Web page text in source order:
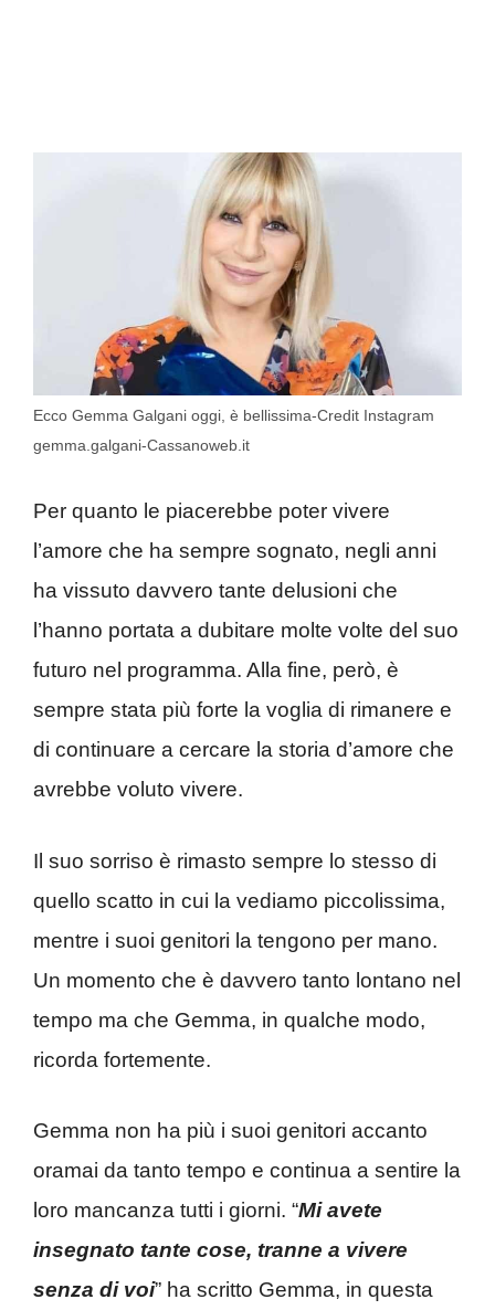
Ecco Gemma Galgani oggi, è bellissima-Credit Instagram
gemma.galgani-Cassanoweb.it
Per quanto le piacerebbe poter vivere
l’amore che ha sempre sognato, negli anni
ha vissuto davvero tante delusioni che
l’hanno portata a dubitare molte volte del suo
futuro nel programma. Alla fine, però, è
sempre stata più forte la voglia di rimanere e
di continuare a cercare la storia d’amore che
avrebbe voluto vivere.
Il suo sorriso è rimasto sempre lo stesso di
quello scatto in cui la vediamo piccolissima,
mentre i suoi genitori la tengono per mano.
Un momento che è davvero tanto lontano nel
tempo ma che Gemma, in qualche modo,
ricorda fortemente.
Gemma non ha più i suoi genitori accanto
oramai da tanto tempo e continua a sentire la
loro mancanza tutti i giorni. “Mi avete
insegnato tante cose, tranne a vivere
senza di voi” ha scritto Gemma, in questa